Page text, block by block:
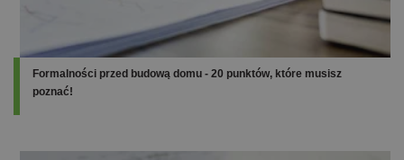
Formalności przed budową domu - 20 punktów, które musisz
poznać!